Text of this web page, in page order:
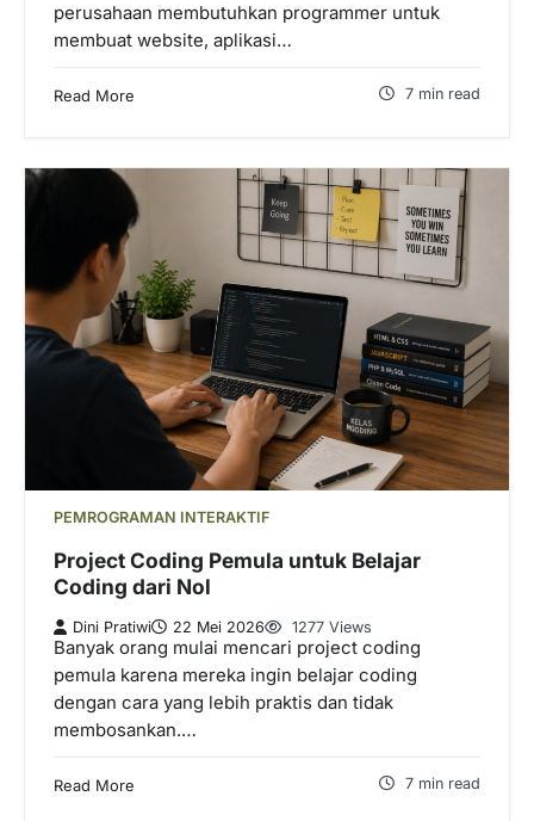
perusahaan membutuhkan programmer untuk
membuat website, aplikasi…
Read More 7 min read
PEMROGRAMAN INTERAKTIF
Project Coding Pemula untuk Belajar
Coding dari Nol
Dini Pratiwi 22 Mei 2026 1277 Views
Banyak orang mulai mencari project coding
pemula karena mereka ingin belajar coding
dengan cara yang lebih praktis dan tidak
membosankan.…
Read More 7 min read